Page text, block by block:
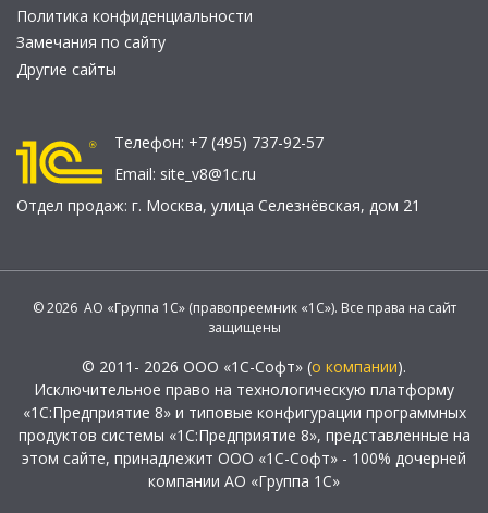
Политика конфиденциальности
Замечания по сайту
Другие сайты
Телефон: +7 (495) 737-92-57
Email: site_v8@1c.ru
Отдел продаж: г. Москва, улица Селезнёвская, дом 21
© 2026 АО «Группа 1С» (правопреемник «1С»). Все права на сайт
защищены
© 2011- 2026 ООО «1С-Софт» (о компании).
Исключительное право на технологическую платформу
«1С:Предприятие 8» и типовые конфигурации программных
продуктов системы «1С:Предприятие 8», представленные на
этом сайте, принадлежит ООО «1С-Софт» - 100% дочерней
компании АО «Группа 1С»